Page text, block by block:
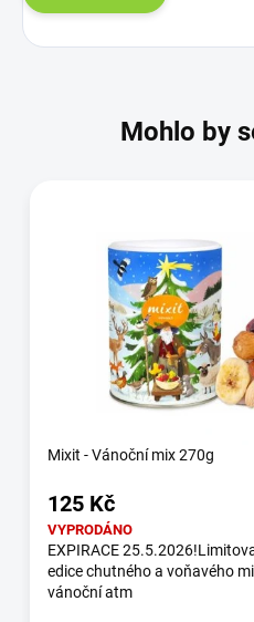
Mohlo by
Mixit - Vánoční mix 270g
125 Kč
VYPRODÁNO
EXPIRACE
edice chutného a voňavého
vánoční atm